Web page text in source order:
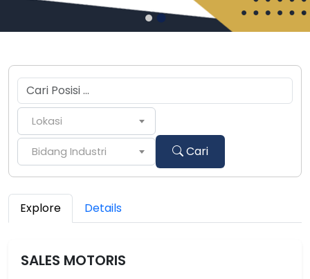
Lokasi
Bidang Industri Cari
Explore Details
SALES MOTORIS